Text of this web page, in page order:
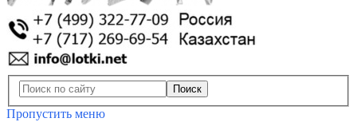
Поиск
Пропустить меню